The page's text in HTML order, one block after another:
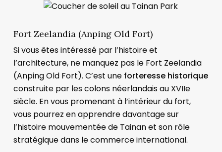
Fort Zeelandia (Anping Old Fort)
Si vous êtes intéressé par l’histoire et
l’architecture, ne manquez pas le Fort Zeelandia
(Anping Old Fort). C’est une forteresse historique
construite par les colons néerlandais au XVIIe
siècle. En vous promenant à l’intérieur du fort,
vous pourrez en apprendre davantage sur
l’histoire mouvementée de Tainan et son rôle
stratégique dans le commerce international.